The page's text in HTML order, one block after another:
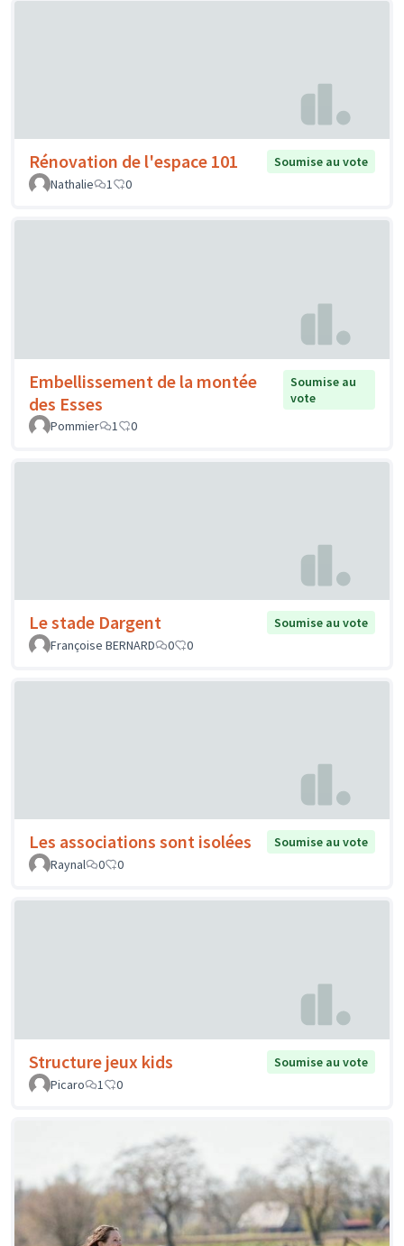
Rénovation de l'espace 101
Soumise au vote
Nathalie
1 0
Embellissement de la montée
des Esses
Soumise au
vote
Pommier
1 0
Le stade Dargent
Soumise au vote
Françoise BERNARD
0 0
Les associations sont isolées
Soumise au vote
Raynal
0 0
Structure jeux kids
Soumise au vote
Picaro
1 0